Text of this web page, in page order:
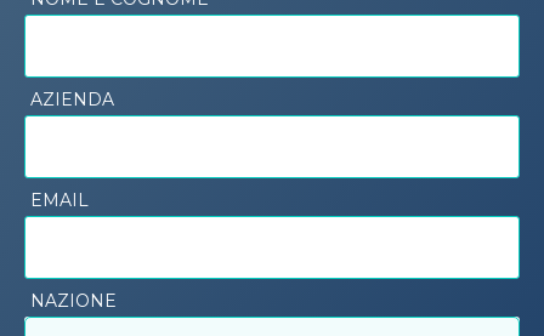
AZIENDA
EMAIL
NAZIONE